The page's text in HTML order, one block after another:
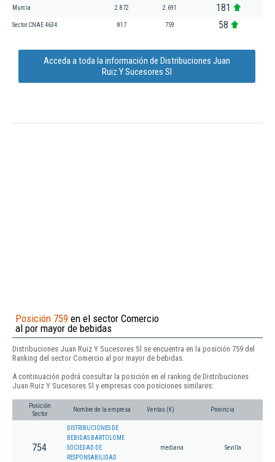
Murcia 2.872 2.691 181
Sector CNAE 4634 817 759 58
Acceda a toda la información de Distribuciones Juan
Ruiz Y Sucesores Sl
Posición 759 en el sector Comercio
al por mayor de bebidas
Distribuciones Juan Ruiz Y Sucesores Sl se encuentra en la posición 759 del
Ranking del sector Comercio al por mayor de bebidas.
A continuación podrá consultar la posición en el ranking de Distribuciones
Juan Ruiz Y Sucesores Sl y empresas con posiciones similares:
Posición
Sector
Nombre de la empresa Ventas (€) Provincia
754
DISTRIBUCIONES DE
BEBIDAS BARTOLOME
SOCIEDAD DE
RESPONSABILIDAD
mediana Sevilla